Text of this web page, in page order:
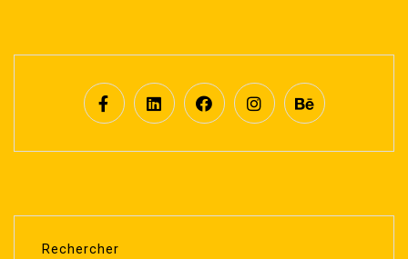
Rechercher